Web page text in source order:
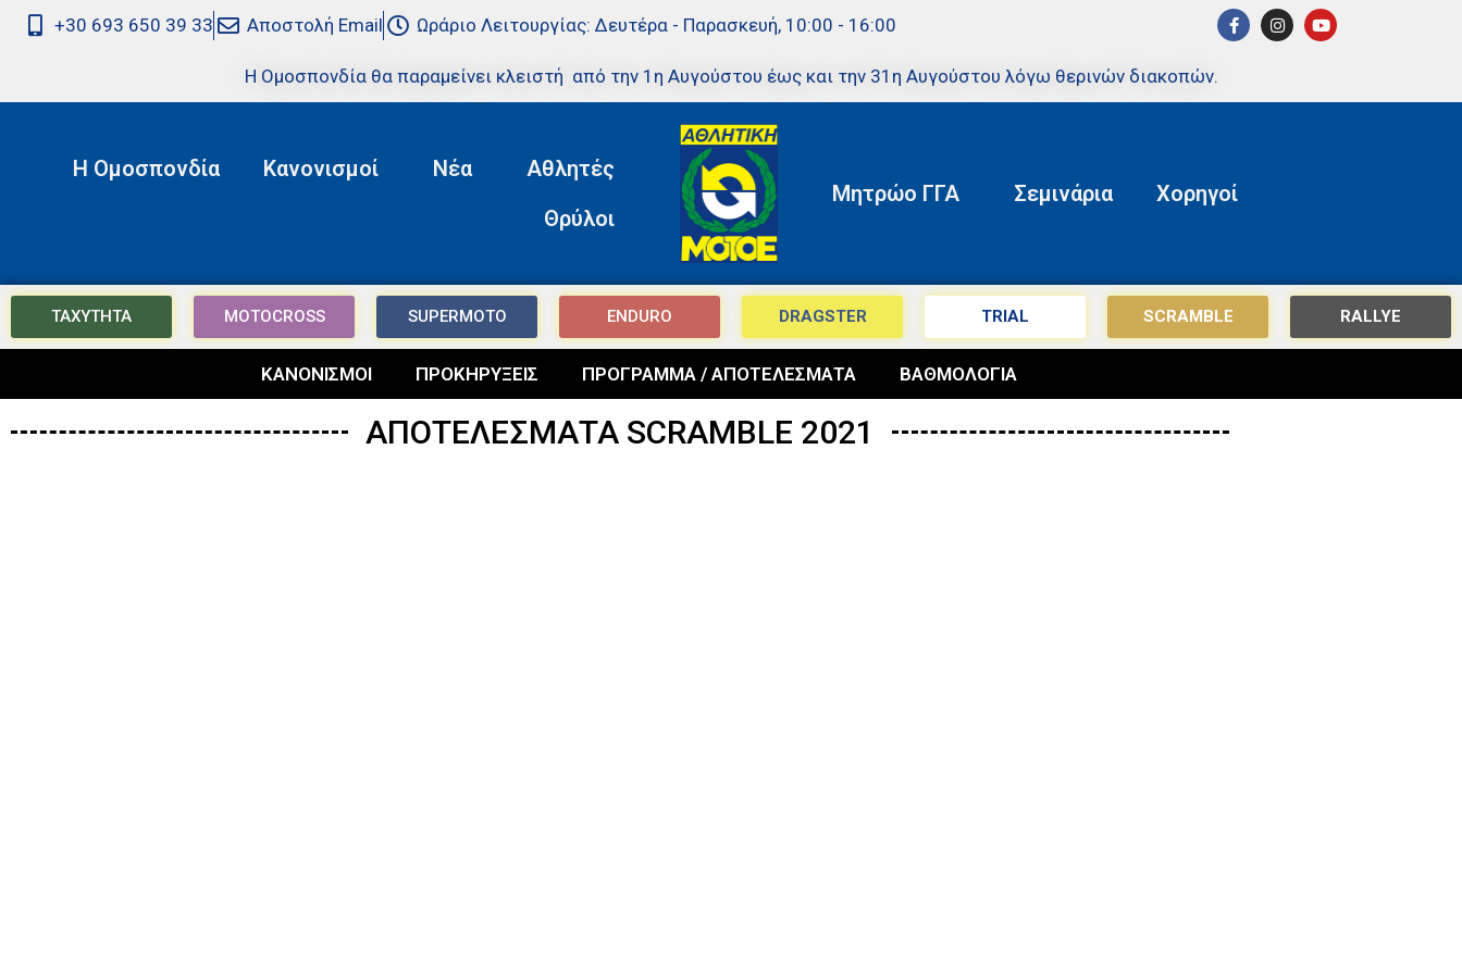
+30 693 650 39 33 Αποστολή Email Ωράριο Λειτουργίας: Δευτέρα - Παρασκευή, 10:00 - 16:00
Η Ομοσπονδία θα παραμείνει κλειστή από την 1η Αυγούστου έως και την 31η Αυγούστου λόγω θερινών διακοπών.
Η Ομοσπονδία Κανονισμοί Νέα
Αθλητές
Θρύλοι
Μητρώο ΓΓΑ Σεμινάρια Χορηγοί
ΤΑΧΥΤΗΤΑ MOTOCROSS SUPERMOTO ENDURO DRAGSTER TRIAL SCRAMBLE RALLYE
ΚΑΝΟΝΙΣΜΟΙ ΠΡΟΚΗΡΥΞΕΙΣ ΠΡΟΓΡΑΜΜΑ / ΑΠΟΤΕΛΕΣΜΑΤΑ ΒΑΘΜΟΛΟΓΙΑ
ΑΠΟΤΕΛΕΣΜΑΤΑ SCRAMBLE 2021